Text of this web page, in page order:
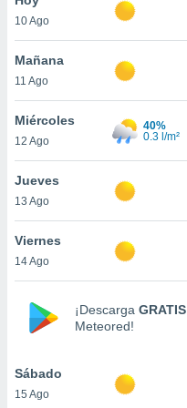
en
más
nuestra
de
aceptar
de
10 Ago
Mañana
11 Ago
Miércoles
12 Ago
40%
0.3 l/m²
Jueves
13 Ago
Viernes
14 Ago
¡Descarga GRATIS
Meteored!
Sábado
15 Ago